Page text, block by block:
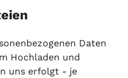
Daten
Hochladen und
uns erfolgt - je